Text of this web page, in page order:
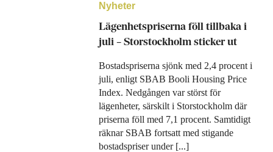
Nyheter
Lägenhetspriserna föll tillbaka i
juli – Storstockholm sticker ut
Bostadspriserna sjönk med 2,4 procent i
juli, enligt SBAB Booli Housing Price
Index. Nedgången var störst för
lägenheter, särskilt i Storstockholm där
priserna föll med 7,1 procent. Samtidigt
räknar SBAB fortsatt med stigande
bostadspriser under [...]